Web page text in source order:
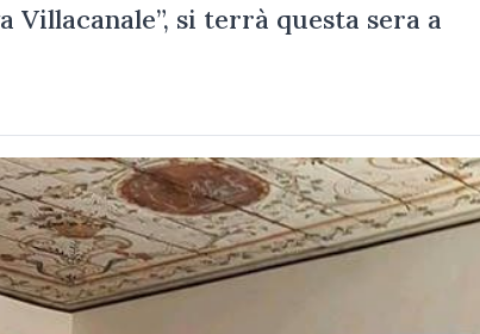
Villacanale”, si terrà questa sera a